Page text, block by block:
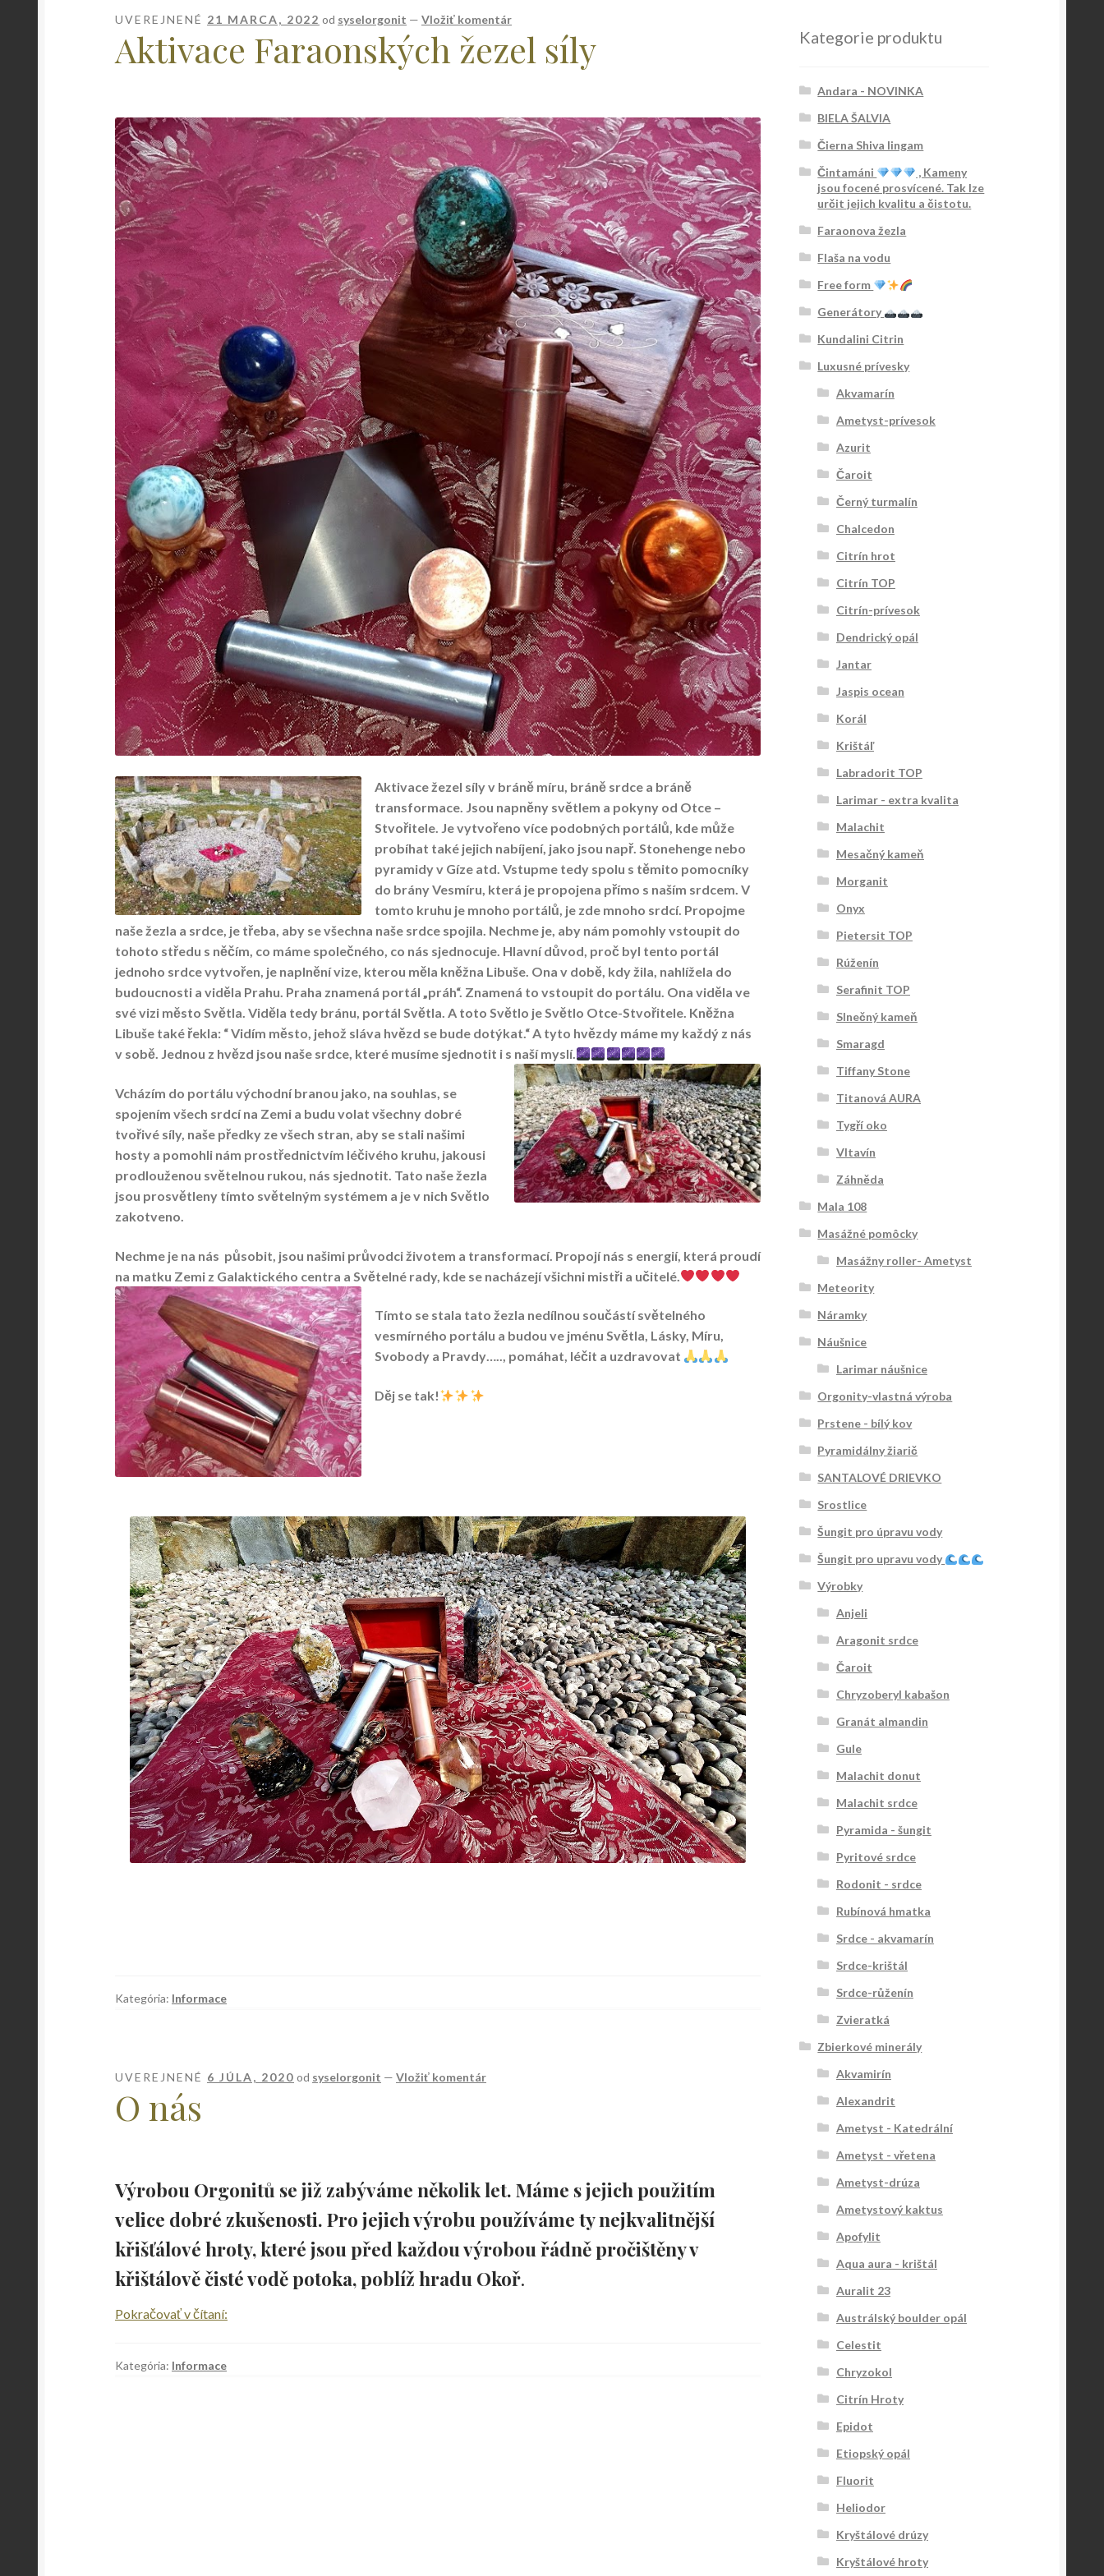
UVEREJNENÉ 21 MARCA, 2022 od syselorgonit —Vložiť komentár
Aktivace Faraonských žezel síly
Aktivace žezel síly v bráně míru, bráně srdce a bráně
transformace. Jsou napněny světlem a pokyny od Otce –
Stvořitele. Je vytvořeno více podobných portálů, kde může
probíhat také jejich nabíjení, jako jsou např. Stonehenge nebo
pyramidy v Gíze atd. Vstupme tedy spolu s těmito pomocníky
do brány Vesmíru, která je propojena přímo s naším srdcem. V
tomto kruhu je mnoho portálů, je zde mnoho srdcí. Propojme
naše žezla a srdce, je třeba, aby se všechna naše srdce spojila. Nechme je, aby nám pomohly vstoupit do
tohoto středu s něčím, co máme společného, co nás sjednocuje. Hlavní důvod, proč byl tento portál
jednoho srdce vytvořen, je naplnění vize, kterou měla kněžna Libuše. Ona v době, kdy žila, nahlížela do
budoucnosti a viděla Prahu. Praha znamená portál „práh“. Znamená to vstoupit do portálu. Ona viděla ve
své vizi město Světla. Viděla tedy bránu, portál Světla. A toto Světlo je Světlo Otce-Stvořitele. Kněžna
Libuše také řekla: “ Vidím město, jehož sláva hvězd se bude dotýkat.“ A tyto hvězdy máme my každý z nás
v sobě. Jednou z hvězd jsou naše srdce, které musíme sjednotit i s naší myslí.
Vcházím do portálu východní branou jako, na souhlas, se
spojením všech srdcí na Zemi a budu volat všechny dobré
tvořivé síly, naše předky ze všech stran, aby se stali našimi
hosty a pomohli nám prostřednictvím léčivého kruhu, jakousi
prodlouženou světelnou rukou, nás sjednotit. Tato naše žezla
jsou prosvětleny tímto světelným systémem a je v nich Světlo
zakotveno.
Nechme je na nás působit, jsou našimi průvodci životem a transformací. Propojí nás s energií, která proudí
na matku Zemi z Galaktického centra a Světelné rady, kde se nacházejí všichni mistři a učitelé.
Tímto se stala tato žezla nedílnou součástí světelného
vesmírného portálu a budou ve jménu Světla, Lásky, Míru,
Svobody a Pravdy….., pomáhat, léčit a uzdravovat
Děj se tak!
Kategória: Informace
UVEREJNENÉ 6 JÚLA, 2020 od syselorgonit —Vložiť komentár
O nás
Výrobou Orgonitů se již zabýváme několik let. Máme s jejich použitím
velice dobré zkušenosti. Pro jejich výrobu používáme ty nejkvalitnější
křišťálové hroty, které jsou před každou výrobou řádně pročištěny v
křištálově čisté vodě potoka, poblíž hradu Okoř.
Pokračovať v čítaní:
Kategória: Informace
Kategorie produktu
Andara - NOVINKA
BIELA ŠALVIA
Čierna Shiva lingam
Čintamáni
, Kameny
jsou focené prosvícené. Tak lze
určit jejich kvalitu a čistotu.
Faraonova žezla
Flaša na vodu
Free form
Generátory
Kundalini Citrin
Luxusné prívesky
Akvamarín
Ametyst-prívesok
Azurit
Čaroit
Černý turmalín
Chalcedon
Citrín hrot
Citrín TOP
Citrín-prívesok
Dendrický opál
Jantar
Jaspis ocean
Korál
Krištáľ
Labradorit TOP
Larimar - extra kvalita
Malachit
Mesačný kameň
Morganit
Onyx
Pietersit TOP
Rúženín
Serafinit TOP
Slnečný kameň
Smaragd
Tiffany Stone
Titanová AURA
Tygří oko
Vltavín
Záhněda
Mala 108
Masážné pomôcky
Masážny roller- Ametyst
Meteority
Náramky
Náušnice
Larimar náušnice
Orgonity-vlastná výroba
Prstene - bílý kov
Pyramidálny žiarič
SANTALOVÉ DRIEVKO
Srostlice
Šungit pro úpravu vody
Šungit pro upravu vody
Výrobky
Anjeli
Aragonit srdce
Čaroit
Chryzoberyl kabašon
Granát almandin
Gule
Malachit donut
Malachit srdce
Pyramida - šungit
Pyritové srdce
Rodonit - srdce
Rubínová hmatka
Srdce - akvamarín
Srdce-krištál
Srdce-růženín
Zvieratká
Zbierkové minerály
Akvamirín
Alexandrit
Ametyst - Katedrální
Ametyst - vřetena
Ametyst-drúza
Ametystový kaktus
Apofylit
Aqua aura - krištál
Auralit 23
Austrálský boulder opál
Celestit
Chryzokol
Citrín Hroty
Epidot
Etiopský opál
Fluorit
Heliodor
Kryštálové drúzy
Kryštálové hroty